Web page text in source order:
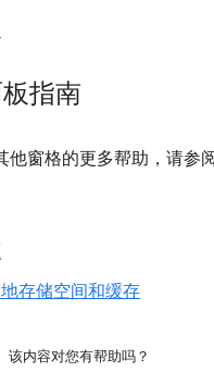
指南
他窗格的更多帮助，请参
存储空间和缓存
该内容对您有帮助吗？